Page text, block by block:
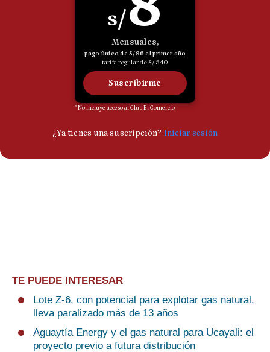
TE PUEDE INTERESAR
Lote Z-6, con potencial para explotar gas natural,
lleva paralizado más de 13 años
Aguaytía Energy y el gas natural para Ucayali: el
proyecto previo a futura distribución